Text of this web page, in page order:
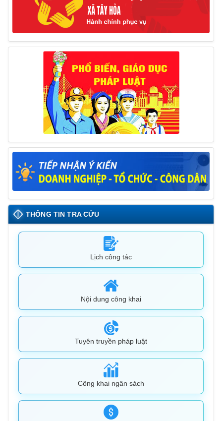
hiện biện pháp khắc phục hậu quả trong lĩnh vực đất đai
17/06/2025
tháng 6/2025 của Chủ tịch UBND huyện
26/05/2025
THÔNG TIN TRA CỨU
Lịch công tác
Nội dung công khai
Tuyên truyền pháp luật
Công khai ngân sách